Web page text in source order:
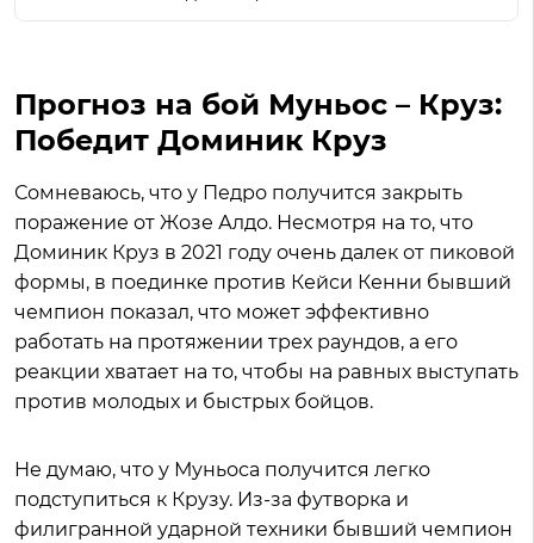
Прогноз на бой Муньос – Круз:
Победит Доминик Круз
Сомневаюсь, что у Педро получится закрыть
поражение от Жозе Алдо. Несмотря на то, что
Доминик Круз в 2021 году очень далек от пиковой
формы, в поединке против Кейси Кенни бывший
чемпион показал, что может эффективно
работать на протяжении трех раундов, а его
реакции хватает на то, чтобы на равных выступать
против молодых и быстрых бойцов.
Не думаю, что у Муньоса получится легко
подступиться к Крузу. Из-за футворка и
филигранной ударной техники бывший чемпион